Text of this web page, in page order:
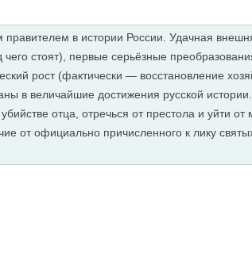
в истории России. Удачная
стоят), первые серьёзные
рост (фактически — восстановление
в величайшие достижения русской
отца, отречься от престола и уйти
от официально причисленного к лику